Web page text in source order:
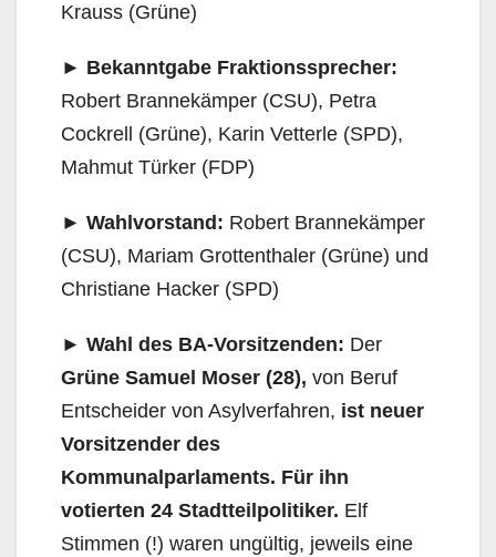
Krauss (Grüne)
► Bekanntgabe Fraktionssprecher:
Robert Brannekämper (CSU), Petra
Cockrell (Grüne), Karin Vetterle (SPD),
Mahmut Türker (FDP)
► Wahlvorstand: Robert Brannekämper
(CSU), Mariam Grottenthaler (Grüne) und
Christiane Hacker (SPD)
► Wahl des BA-Vorsitzenden: Der
Grüne Samuel Moser (28), von Beruf
Entscheider von Asylverfahren, ist neuer
Vorsitzender des
Kommunalparlaments. Für ihn
votierten 24 Stadtteilpolitiker. Elf
Stimmen (!) waren ungültig, jeweils eine